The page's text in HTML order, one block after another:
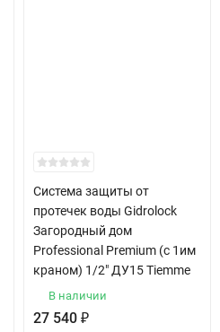
Система защиты от
протечек воды Gidrolock
Загородный дом
Professional Premium (c 1им
краном) 1/2" ДУ15 Tiemme
В наличии
27 540 ₽